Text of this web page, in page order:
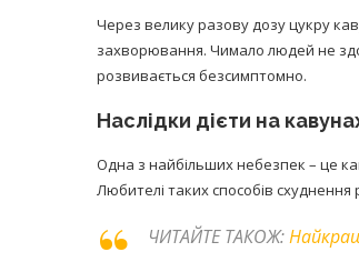
Через велику разову дозу цукру
захворювання. Чимало людей не
розвивається безсимптомно.
Наслідки дієти на
Одна з найбільших небезпек – це
Любителі таких способів
ЧИТАЙТЕ ТАКОЖ: